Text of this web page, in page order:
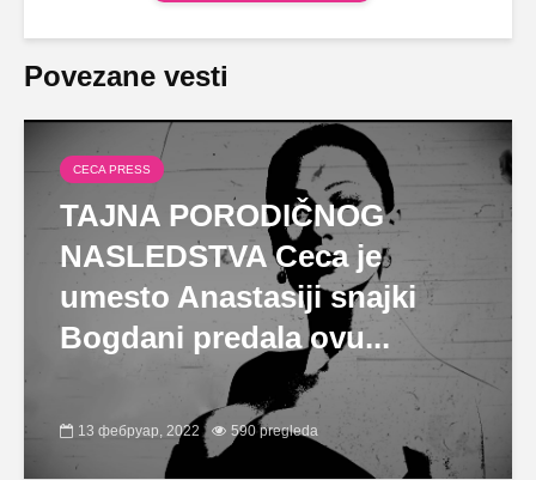
Povezane vesti
CECA PRESS
TAJNA PORODIČNOG
NASLEDSTVA Ceca je
umesto Anastasiji snajki
Bogdani predala ovu...
13 фебруар, 2022 590 pregleda